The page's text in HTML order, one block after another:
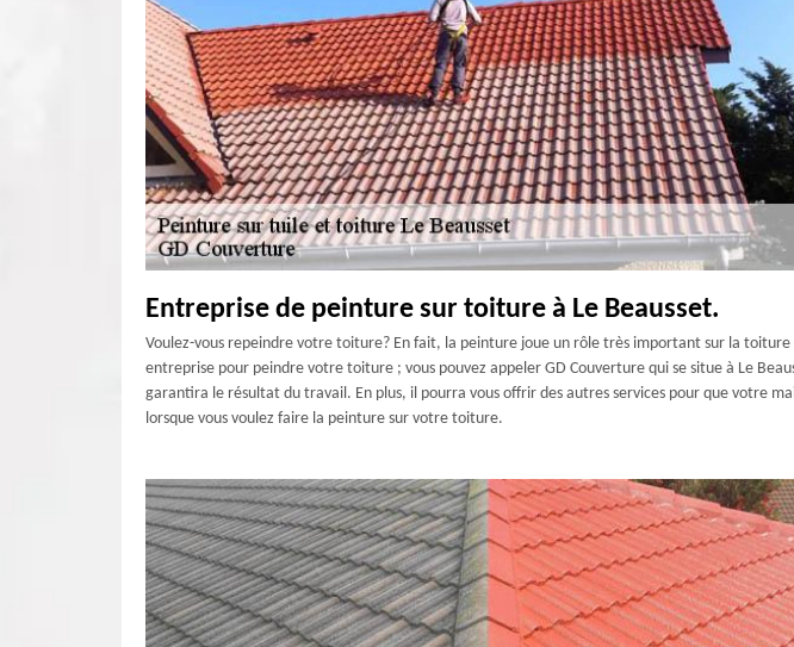
Entreprise de peinture sur toiture à Le Beausset.
Voulez-vous repeindre votre toiture? En fait, la peinture joue un rôle très important sur la
entreprise pour peindre votre toiture ; vous pouvez appeler GD Couverture qui se situe à Le
garantira le résultat du travail. En plus, il pourra vous offrir des autres services pour que votre
lorsque vous voulez faire la peinture sur votre toiture.